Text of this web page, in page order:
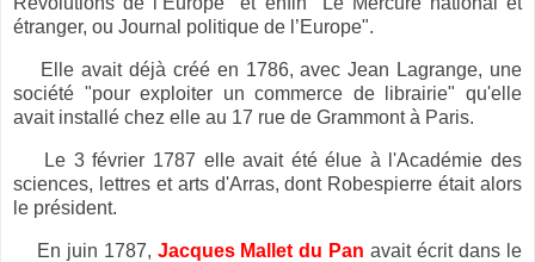
étranger, ou Journal politique de l’Europe".
Elle avait déjà créé en 1786, avec Jean Lagrange, une
société "pour exploiter un commerce de librairie" qu'elle
avait installé chez elle au 17 rue de Grammont à Paris.
Le 3 février 1787 elle avait été élue à l'Académie des
sciences, lettres et arts d'Arras, dont Robespierre était alors
le président.
En juin 1787, Jacques Mallet du Pan avait écrit dans le